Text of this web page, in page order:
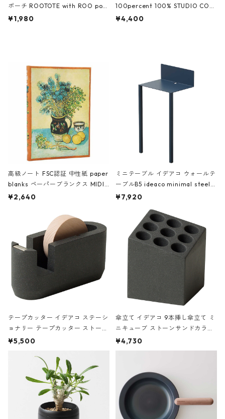
ポーチ ROOTOTE with ROO pou
ch 3532 ルートート WR.ポーチ.ラ
¥1,980
100percent 100% STUDIO COH
AKU Timeless 100パーセント ス
¥4,400
高級ノート FSC認証 中性紙 paper
blanks ペーパーブランクス MIDI
ハードカバー 罫線 ヴァン・ゴッホ
¥2,640
ミニテーブル イデアコ ウォールテ
ーブルB5 ideaco minimal steel f
urniture WALL Table B5 ネイビー
¥7,920
テープカッター イデアコ ステーシ
ョナリー テープカッター ストーン
サンドカラー 石調 ideaco Station
¥5,500
傘立て イデアコ 9本挿し傘立て ミ
ニキューブ ストーンサンドカラー
石調 ideaco Umbrella Stand CUB
E ストーンサンドブラック
¥4,730